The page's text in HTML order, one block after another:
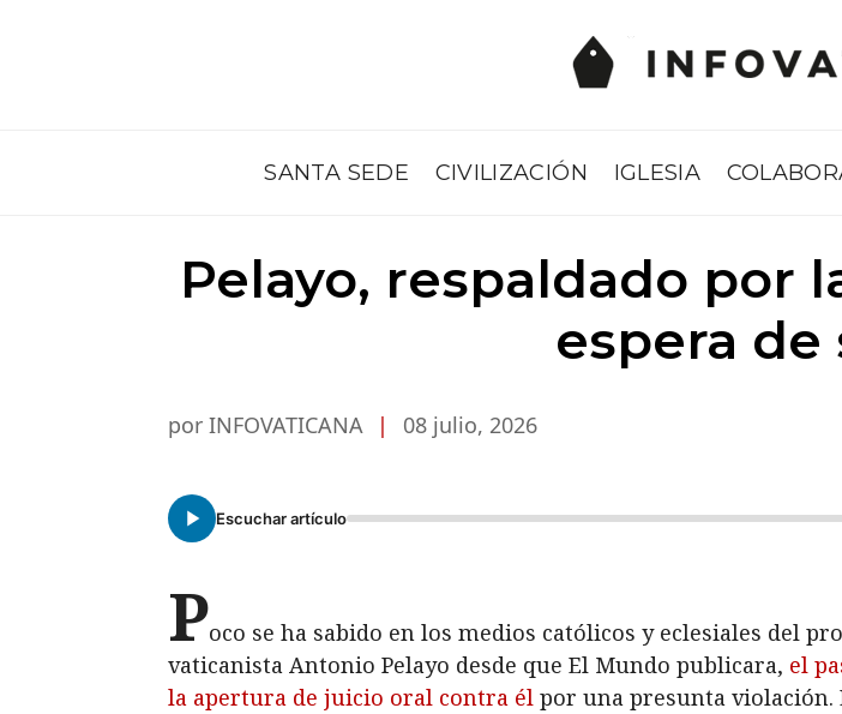
SANTA SEDE CIVILIZACIÓN IGLESIA
Pelayo, respaldado por
espera de
por INFOVATICANA | 08 julio, 2026
Escuchar artículo
Poco se ha sabido en los medios católicos y eclesiales del
vaticanista Antonio Pelayo desde que El Mundo publicara, el
la apertura de juicio oral contra él por una presunta violación.